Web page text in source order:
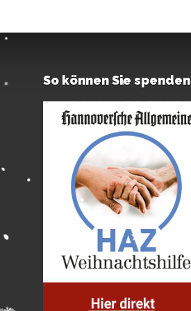
So können Sie spenden